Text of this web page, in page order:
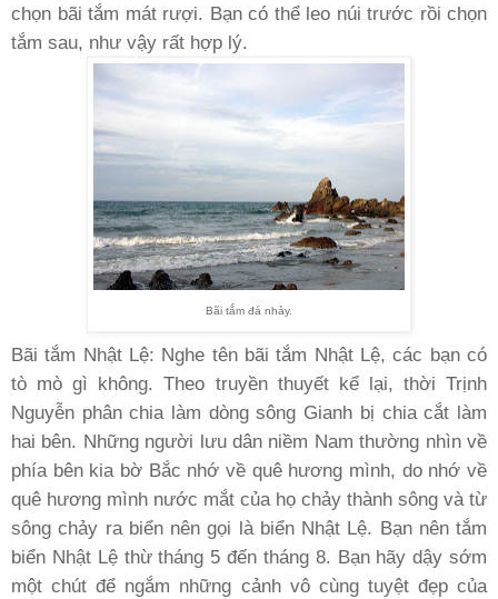
chọn bãi tắm mát rượi. Bạn có thể leo núi trước rồi chọn
tắm sau, như vậy rất hợp lý.
Bãi tắm đá nhảy.
Bãi tắm Nhật Lệ: Nghe tên bãi tắm Nhật Lệ, các bạn có
tò mò gì không. Theo truyền thuyết kể lại, thời Trịnh
Nguyễn phân chia làm dòng sông Gianh bị chia cắt làm
hai bên. Những người lưu dân niềm Nam thường nhìn về
phía bên kia bờ Bắc nhớ về quê hương mình, do nhớ về
quê hương mình nước mắt của họ chảy thành sông và từ
sông chảy ra biển nên gọi là biển Nhật Lệ. Bạn nên tắm
biển Nhật Lệ thừ tháng 5 đến tháng 8. Bạn hãy dậy sớm
một chút để ngắm những cảnh vô cùng tuyệt đẹp của